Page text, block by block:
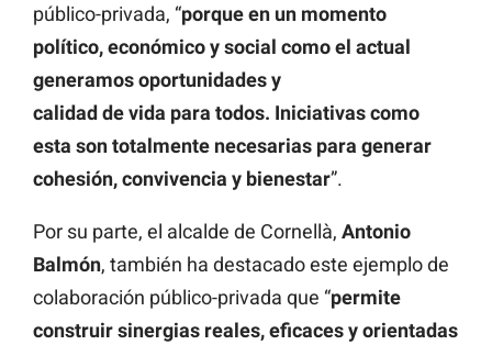
público-privada, “porque en un momento
político, económico y social como el actual
generamos oportunidades y
calidad de vida para todos. Iniciativas como
esta son totalmente necesarias para generar
cohesión, convivencia y bienestar”.
Por su parte, el alcalde de Cornellà, Antonio
Balmón, también ha destacado este ejemplo de
colaboración público-privada que “permite
construir sinergias reales, eficaces y orientadas